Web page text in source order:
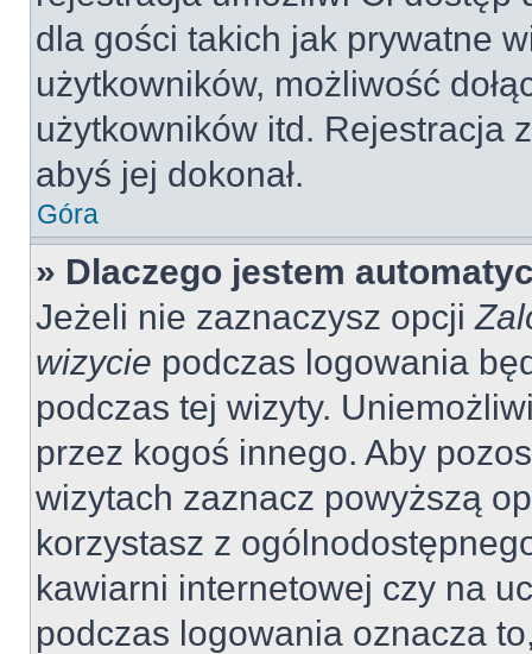
dla gości takich jak prywatne
użytkowników, możliwość
użytkowników itd. Rejestracja
abyś jej dokonał.
Góra
» Dlaczego jestem
Jeżeli nie zaznaczysz opcji
wizycie podczas logowania
podczas tej wizyty.
przez kogoś innego. Aby
wizytach zaznacz powyższą
korzystasz z
kawiarni internetowej czy na
podczas logowania oznacza